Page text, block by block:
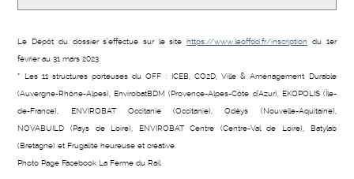
Le Dépôt du dossier s’effectue sur le site https://www.leoffdd.fr/inscription
du 1er
février au 31 mars 2023
* Les 11 structures porteuses du OFF : ICEB, CO2D, Ville & Aménagement Durable
(Auvergne-Rhône-Alpes), EnvirobatBDM (Provence-Alpes-Côte d’Azur), EKOPOLIS (Île-
de-France), ENVIROBAT Occitanie (Occitanie), Odéys (Nouvelle-Aquitaine),
NOVABUILD (Pays de Loire), ENVIROBAT Centre (Centre-Val de Loire), Batylab
(Bretagne) et Frugalité heureuse et créative.
Photo Page Facebook La Ferme du Rail